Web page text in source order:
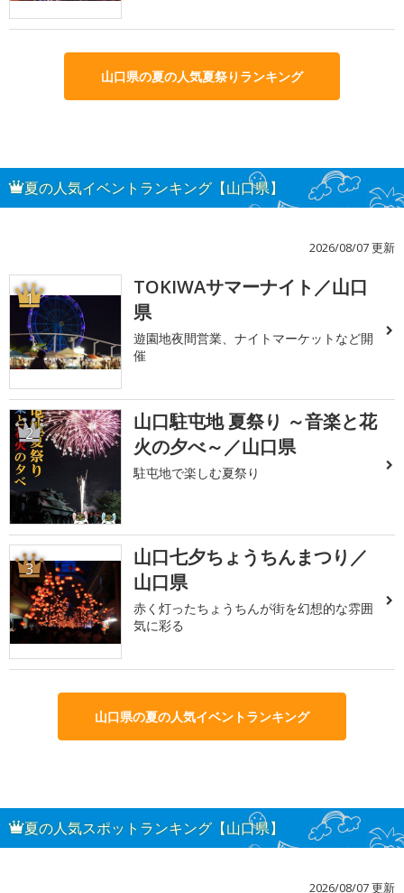
山口県の夏の人気夏祭りランキング
夏の人気イベントランキング【山口県】
2026/08/07 更新
1
TOKIWAサマーナイト／山口
県
遊園地夜間営業、ナイトマーケットなど開
催
2
山口駐屯地 夏祭り ～音楽と花
火の夕べ～／山口県
駐屯地で楽しむ夏祭り
3
山口七夕ちょうちんまつり／
山口県
赤く灯ったちょうちんが街を幻想的な雰囲
気に彩る
山口県の夏の人気イベントランキング
夏の人気スポットランキング【山口県】
2026/08/07 更新